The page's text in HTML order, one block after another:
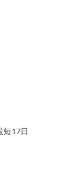
短17日